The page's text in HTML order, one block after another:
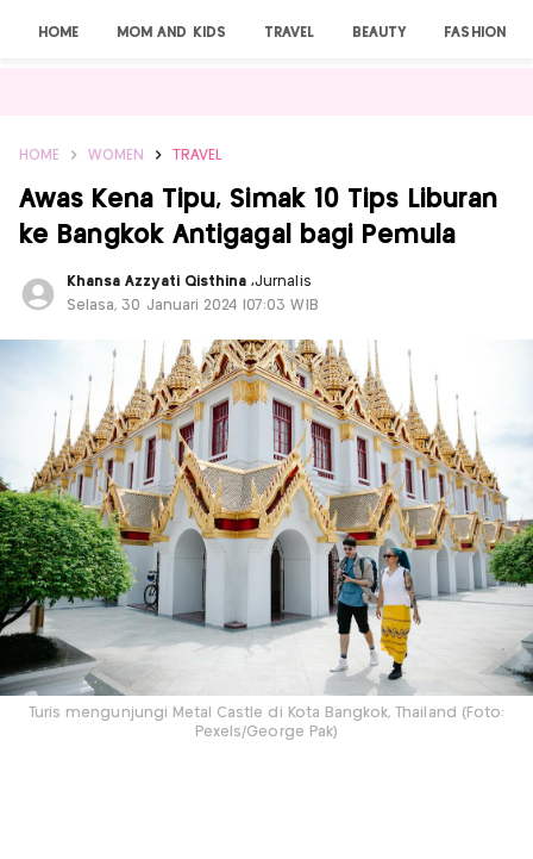
HOME MOM AND KIDS TRAVEL BEAUTY FASHION
HOME WOMEN TRAVEL
Awas Kena Tipu, Simak 10 Tips Liburan
ke Bangkok Antigagal bagi Pemula
Khansa Azzyati Qisthina,Jurnalis
Selasa, 30 Januari 2024 |07:03 WIB
Turis mengunjungi Metal Castle di Kota Bangkok, Thailand (Foto:
Pexels/George Pak)